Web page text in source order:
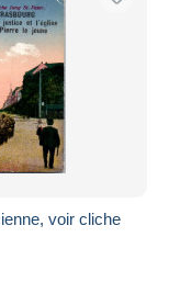
voir cliche